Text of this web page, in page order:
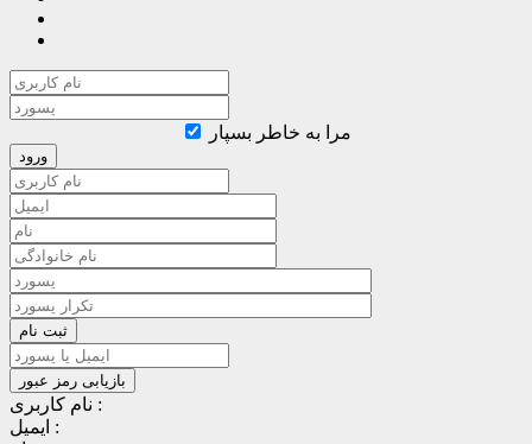
مرا به خاطر بسپار
نام کاربری :
ایمیل :